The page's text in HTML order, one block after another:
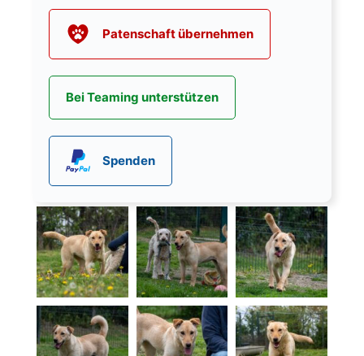
Patenschaft übernehmen
Bei Teaming unterstützen
Spenden